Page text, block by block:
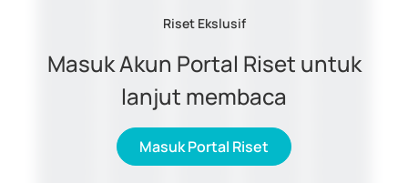
Riset Ekslusif
Masuk Akun Portal Riset untuk
lanjut membaca
Masuk Portal Riset